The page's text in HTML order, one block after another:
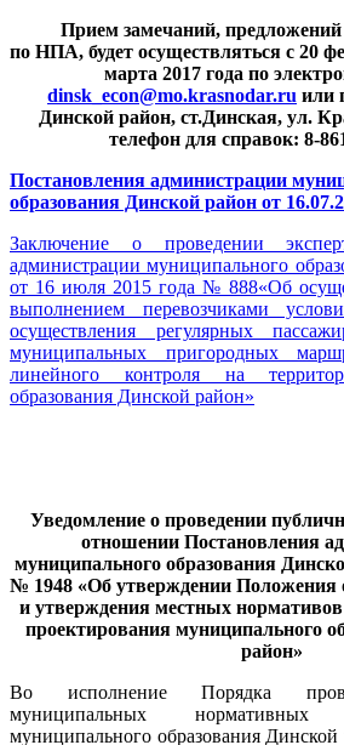
Прием замечаний, предложений
по НПА, будет осуществляться с 20
марта 2017 года по
dinsk_econ@mo.krasnodar.ru или
Динской район, ст.Динская, ул.
телефон для справок: 8-
Постановления администрации
образования Динской район от
Заключение о проведении
администрации муниципального
от 16 июля 2015 года № 888«Об
выполнением перевозчиками
осуществления регулярных
муниципальных пригородных
линейного контроля на
образования Динской район»
Уведомление о проведении
отношении Постановления
муниципального образования
№ 1948 «Об утверждении Положения
и утверждения местных нормативов
проектирования муниципального
район»
Во исполнение Порядка
муниципальных
муниципального образования